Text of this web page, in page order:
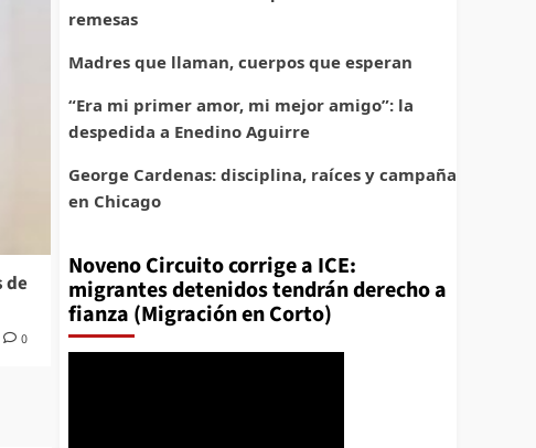
de
0
remesas
Madres que llaman, cuerpos que esperan
“Era mi primer amor, mi mejor amigo”: la
despedida a Enedino Aguirre
George Cardenas: disciplina, raíces y campaña
en Chicago
Noveno Circuito corrige a ICE:
migrantes detenidos tendrán derecho a
fianza (Migración en Corto)